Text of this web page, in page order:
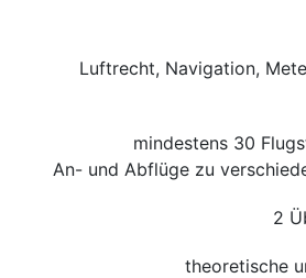
Luftrecht, Navigation,
mindestens 30
An- und Abflüge zu
2
theoretische